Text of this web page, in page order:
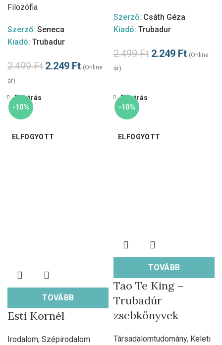
Filozófia
Szerző: Seneca
Kiadó: Trubadur
2.499Ft 2.249 Ft (Online
ár)
Szerző: Csáth Géza
Kiadó: Trubadur
2.499Ft 2.249 Ft (Online
ár)
-10%
ELFOGYOTT
TOVÁBB
Bezárás
Esti Kornél
Irodalom, Szépirodalom
-10%
ELFOGYOTT
TOVÁBB
Bezárás
Tao Te King –
Trubadúr
zsebkönyvek
Társadalomtudomány, Keleti